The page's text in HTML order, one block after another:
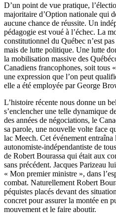
D’un point de vue pratique,
majoritaire d’Option nationale qui
aucune chance de réussite. Un
pédagogie est voué à l’échec. La
constitutionnel du Québec n’est
mais de lutte politique. Une lutte
la mobilisation massive des
Canadiens francophones, soit tous
une expression que l’on peut
elle a été employée par George
L’histoire récente nous donne un
s’enclencher une telle dynamique
des années de négociations, le
sa parole, une nouvelle volte face
lac Meech. Cet événement entraîna
autonomiste-indépendantiste de
de Robert Bourassa qui était aux
sans précédent. Jacques Parizeau
« Mon premier ministre », dans
combat. Naturellement Robert
péquistes placés devant des
concret pour assurer la montée en
mouvement et le faire aboutir.